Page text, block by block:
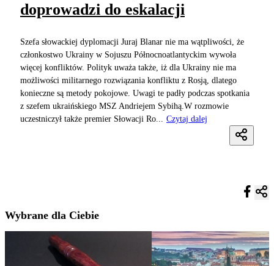
doprowadzi do eskalacji
Szefa słowackiej dyplomacji Juraj Blanar nie ma wątpliwości, że
członkostwo Ukrainy w Sojuszu Północnoatlantyckim wywoła
więcej konfliktów. Polityk uważa także, iż dla Ukrainy nie ma
możliwości militarnego rozwiązania konfliktu z Rosją, dlatego
konieczne są metody pokojowe. Uwagi te padły podczas spotkania
z szefem ukraińskiego MSZ Andriejem Sybihą.W rozmowie
uczestniczył także premier Słowacji Ro...
Czytaj dalej
Wybrane dla Ciebie